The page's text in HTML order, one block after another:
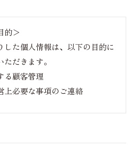
的＞
した個人情報は、以下の目的に
だきます。
る顧客管理
上必要な事項のご連絡